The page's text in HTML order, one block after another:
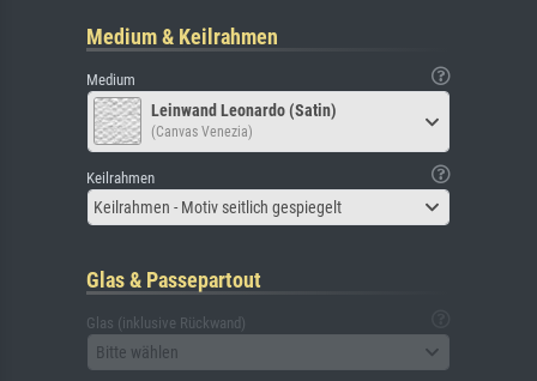
Medium & Keilrahmen
Medium
Leinwand Leonardo (Satin)
(Canvas Venezia)
Keilrahmen
Keilrahmen - Motiv seitlich gespiegelt
Glas & Passepartout
Glas (inklusive Rückwand)
Bitte wählen